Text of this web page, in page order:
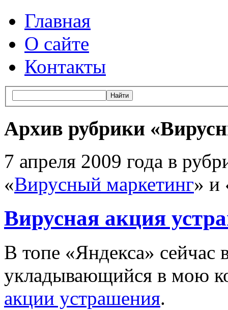
Главная
О сайте
Контакты
Архив рубрики
7 апреля 2009 года в
«Вирусный маркетинг» и
Вирусная акция
В топе «Яндекса» сейчас
укладывающийся в мою
акции устрашения.